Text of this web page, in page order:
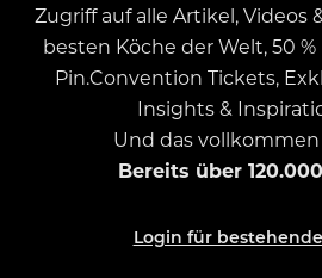
Zugriff auf alle Artikel, Videos
besten Köche der Welt, 50
Pin.Convention Tickets,
Insights &
Und das
Bereits über
Login für